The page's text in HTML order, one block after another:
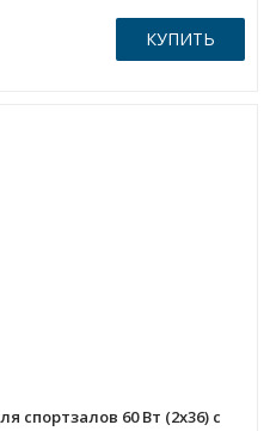
КУПИТЬ
спортзалов 60 Вт (2х36) с